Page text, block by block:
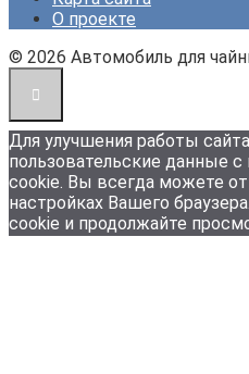
О проекте
© 2026 Автомобиль для
Для улучшения работы
пользовательские данные
cookie. Вы всегда можете
настройках Вашего
cookie и продолжайте